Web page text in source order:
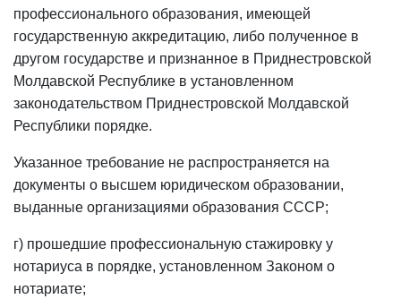
профессионального образования, имеющей
государственную аккредитацию, либо полученное в
другом государстве и признанное в Приднестровской
Молдавской Республике в установленном
законодательством Приднестровской Молдавской
Республики порядке.
Указанное требование не распространяется на
документы о высшем юридическом образовании,
выданные организациями образования СССР;
г) прошедшие профессиональную стажировку у
нотариуса в порядке, установленном Законом о
нотариате;